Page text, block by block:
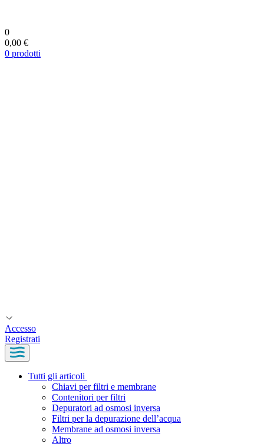
0
0,00 €
0 prodotti
Accesso
Registrati
Tutti gli articoli
Chiavi per filtri e membrane
Contenitori per filtri
Depuratori ad osmosi inversa
Filtri per la depurazione dell’acqua
Membrane ad osmosi inversa
Altro